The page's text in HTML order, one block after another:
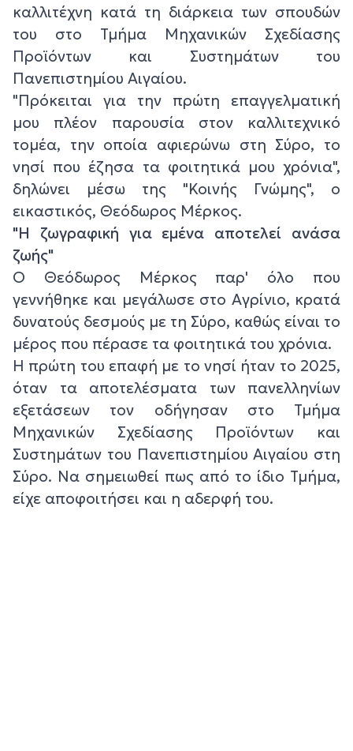
καλλιτέχνη κατά τη διάρκεια των σπουδών
του στο Τμήμα Μηχανικών Σχεδίασης
Προϊόντων και Συστημάτων του
Πανεπιστημίου Αιγαίου.
"Πρόκειται για την πρώτη επαγγελματική
μου πλέον παρουσία στον καλλιτεχνικό
τομέα, την οποία αφιερώνω στη Σύρο, το
νησί που έζησα τα φοιτητικά μου χρόνια",
δηλώνει μέσω της "Κοινής Γνώμης", ο
εικαστικός, Θεόδωρος Μέρκος.
"Η ζωγραφική για εμένα αποτελεί ανάσα
ζωής"
Ο Θεόδωρος Μέρκος παρ' όλο που
γεννήθηκε και μεγάλωσε στο Αγρίνιο, κρατά
δυνατούς δεσμούς με τη Σύρο, καθώς είναι το
μέρος που πέρασε τα φοιτητικά του χρόνια.
Η πρώτη του επαφή με το νησί ήταν το 2025,
όταν τα αποτελέσματα των πανελληνίων
εξετάσεων τον οδήγησαν στο Τμήμα
Μηχανικών Σχεδίασης Προϊόντων και
Συστημάτων του Πανεπιστημίου Αιγαίου στη
Σύρο. Να σημειωθεί πως από το ίδιο Τμήμα,
είχε αποφοιτήσει και η αδερφή του.